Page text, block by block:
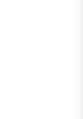
GmbH